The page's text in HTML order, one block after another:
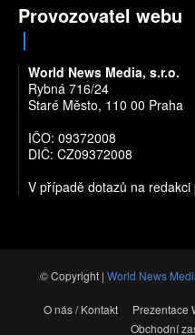
Provozovatel webu
World News Media, s.r.o.
Rybná 716/24
Staré Město, 110 00 Praha
IČO: 09372008
DIČ: CZ09372008
V případě dotazů na redakci
© Copyright | World News
O nás / Kontakt Prezentace
Obchodní